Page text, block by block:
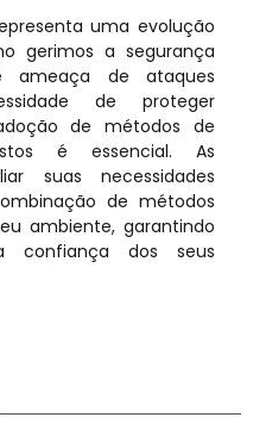
uma evolução
gerimos a segurança
ameaça de ataques
de proteger
de métodos de
é essencial. As
suas necessidades
de métodos
ambiente, garantindo
dos seus